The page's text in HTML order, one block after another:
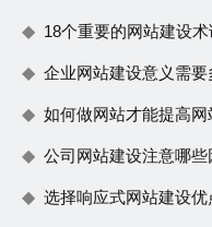
18个重要的网站建设术
企业网站建设意义需要
如何做网站才能提高
公司网站建设注意哪
选择响应式网站建设